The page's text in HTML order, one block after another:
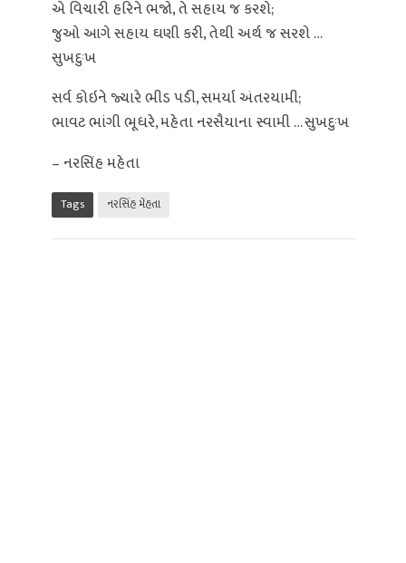
એ વિચારી હરિને ભજો, તે સહાય જ કરશે;
જુઓ આગે સહાય ઘણી કરી, તેથી અર્થ જ સરશે …
સુખદુઃખ
સર્વ કોઇને જ્યારે ભીડ પડી, સમર્યા અંતરયામી;
ભાવટ ભાંગી ભૂધરે, મહેતા નરસૈયાના સ્વામી … સુખદુઃખ
– નરસિંહ મહેતા
Tags નરસિંહ મેહતા